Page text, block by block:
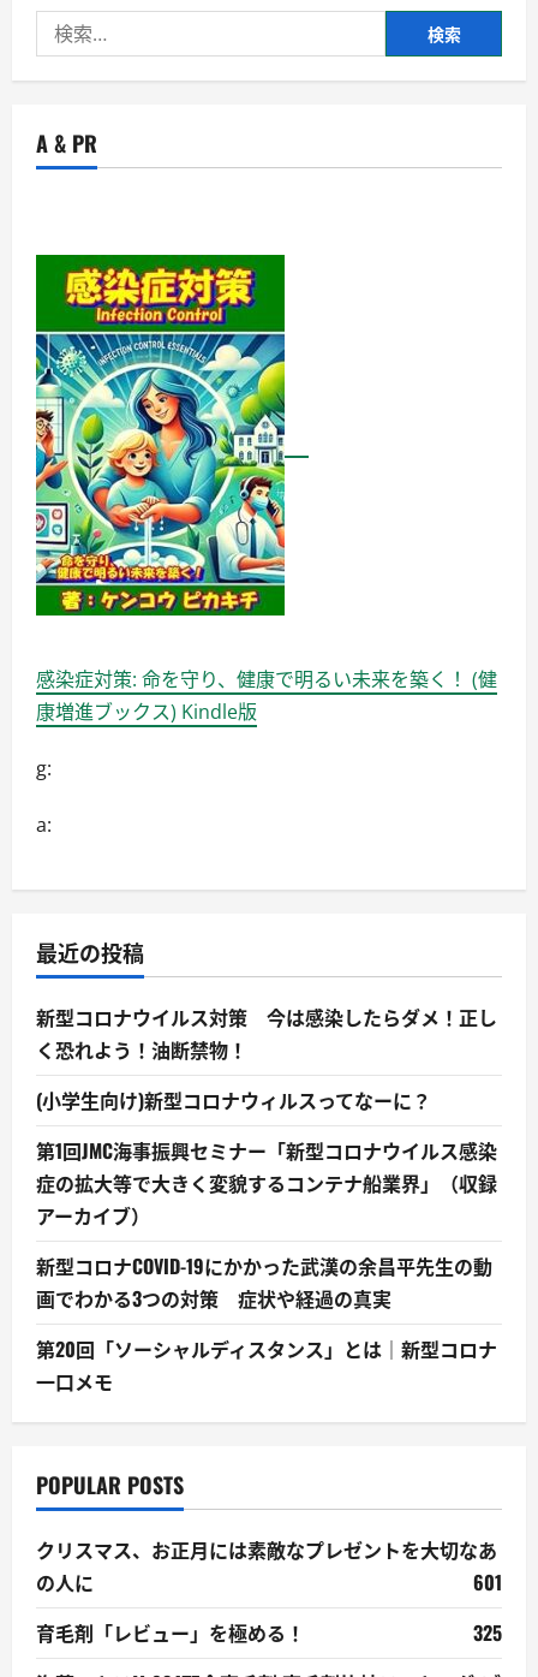
索:
A & PR
感染症対策: 命を守り、健康で明るい未来を築く！ (健
康増進ブックス) Kindle版
g:
a:
最近の投稿
新型コロナウイルス対策 今は感染したらダメ！正し
く恐れよう！油断禁物！
(小学生向け)新型コロナウィルスってなーに？
第1回JMC海事振興セミナー「新型コロナウイルス感染
症の拡大等で大きく変貌するコンテナ船業界」（収録
アーカイブ）
新型コロナCOVID-19にかかった武漢の余昌平先生の動
画でわかる3つの対策 症状や経過の真実
第20回「ソーシャルディスタンス」とは｜新型コロナ
一口メモ
POPULAR POSTS
クリスマス、お正月には素敵なプレゼントを大切なあ
の人に
601
育毛剤「レビュー」を極める！
325